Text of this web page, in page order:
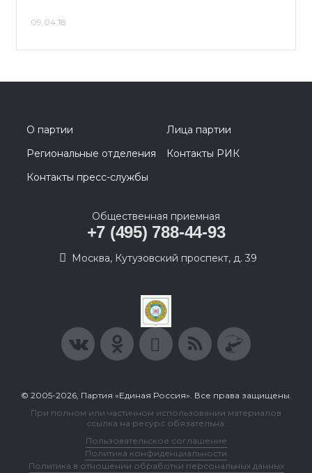
09.04.18
О партии
Лица партии
Региональные отделения
Контакты РИК
Контакты пресс-службы
Общественная приемная
+7 (495) 788-44-93
Москва, Кутузовский проспект, д. 39
© 2005-2026, Партия «Единая Россия». Все права защищены.
При полном или частичном использовании материалов
ссылка на ресурс обязательна.
Пользовательское соглашение
Политика конфиденциальности
Политика в отношении обработки персональных данных